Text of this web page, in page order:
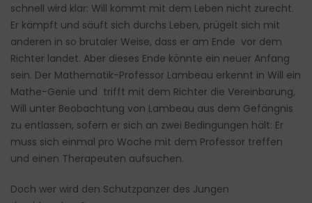
schnell wird klar: Will kommt mit dem Leben nicht zurecht.
Er kämpft und säuft sich durchs Leben, prügelt sich mit
anderen in so brutaler Weise, dass er am Ende vor dem
Richter landet. Aber dieses Ende könnte ein neuer Anfang
sein. Der Mathematik-Professor Lambeau erkennt in Will ein
Mathe-Genie und trifft mit dem Richter die Vereinbarung,
Will unter Beobachtung von Lambeau aus dem Gefängnis
zu entlassen, sofern er sich an zwei Bedingungen hält: Er
muss sich einmal pro Woche mit dem Professor treffen
und einen Therapeuten aufsuchen.
Doch wer wird den Schutzpanzer des Jungen